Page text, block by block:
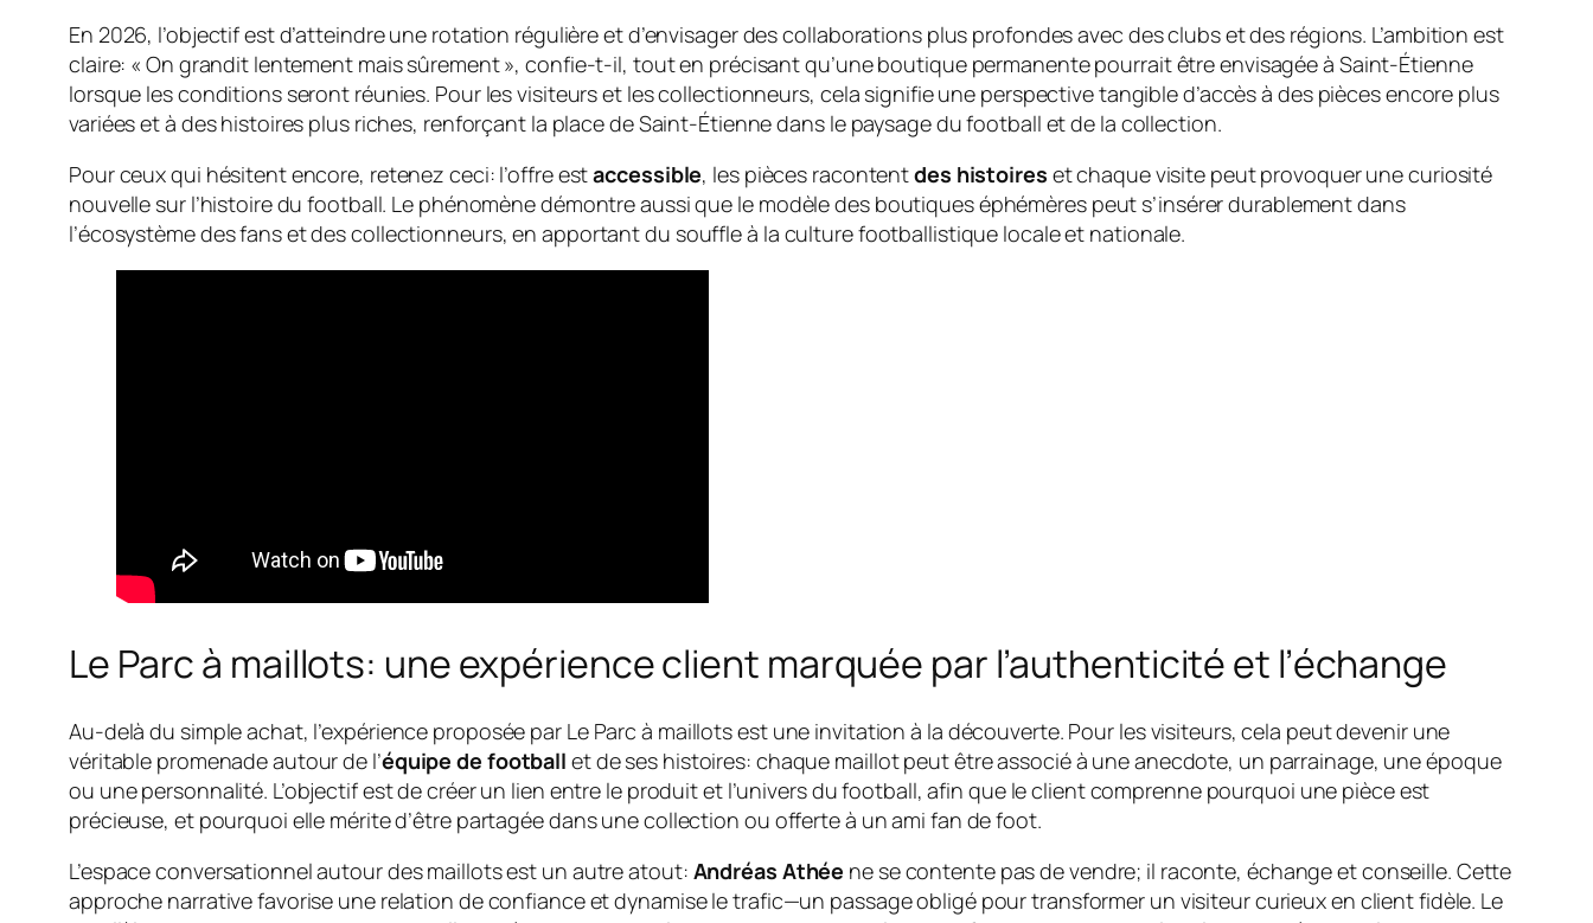
En 2026, l’objectif est d’atteindre une rotation régulière et d’envisager des collaborations plus profondes avec des clubs et des régions. L’ambition est
claire: « On grandit lentement mais sûrement », confie-t-il, tout en précisant qu’une boutique permanente pourrait être envisagée à Saint-Étienne
lorsque les conditions seront réunies. Pour les visiteurs et les collectionneurs, cela signifie une perspective tangible d’accès à des pièces encore plus
variées et à des histoires plus riches, renforçant la place de Saint-Étienne dans le paysage du football et de la collection.
Pour ceux qui hésitent encore, retenez ceci: l’offre estaccessible, les pièces racontentdes histoires et chaque visite peut provoquer une curiosité
nouvelle sur l’histoire du football. Le phénomène démontre aussi que le modèle des boutiques éphémères peut s’insérer durablement dans
l’écosystème des fans et des collectionneurs, en apportant du souffle à la culture footballistique locale et nationale.
Le Parc à maillots: une expérience client marquée par l’authenticité et l’échange
Au-delà du simple achat, l’expérience proposée par Le Parc à maillots est une invitation à la découverte. Pour les visiteurs, cela peut devenir une
véritable promenade autour de l’équipe de football et de ses histoires: chaque maillot peut être associé à une anecdote, un parrainage, une époque
ou une personnalité. L’objectif est de créer un lien entre le produit et l’univers du football, afin que le client comprenne pourquoi une pièce est
précieuse, et pourquoi elle mérite d’être partagée dans une collection ou offerte à un ami fan de foot.
L’espace conversationnel autour des maillots est un autre atout: Andréas Athée ne se contente pas de vendre; il raconte, échange et conseille. Cette
approche narrative favorise une relation de confiance et dynamise le trafic—un passage obligé pour transformer un visiteur curieux en client fidèle. Le